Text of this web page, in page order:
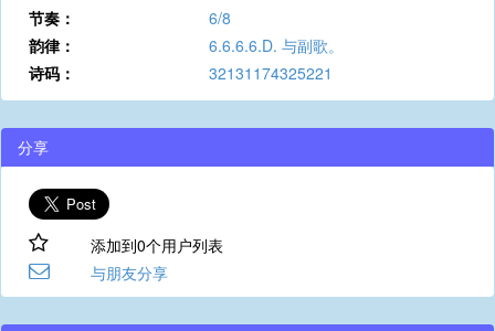
节奏：
6/8
韵律：
6.6.6.6.D. 与副歌。
诗码：
32131174325221
分享
添加到0个用户列表
与朋友分享